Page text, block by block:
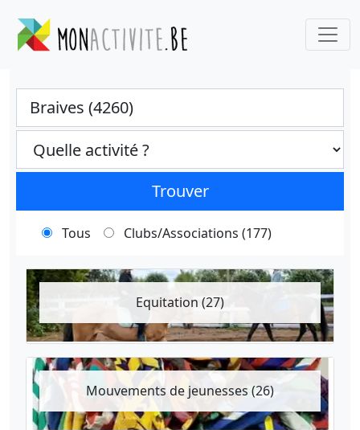
Trouver
Tous Clubs/Associations (177)
Equitation (27)
Mouvements de jeunesses (26)